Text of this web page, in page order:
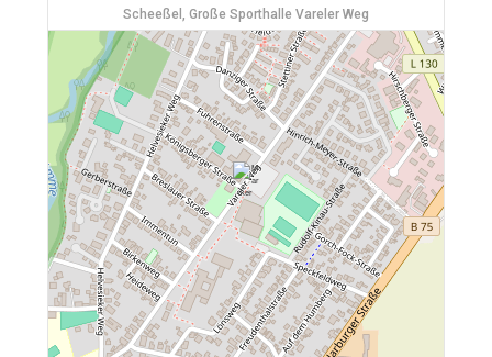
Scheeßel, Große Sporthalle Vareler Weg